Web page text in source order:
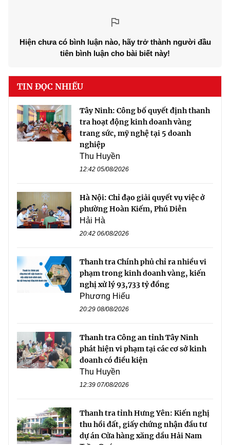
Hiện chưa có bình luận nào, hãy trở thành người đầu
tiên bình luận cho bài biết này!
TIN ĐỌC NHIỀU
Tây Ninh: Công bố quyết định thanh
tra hoạt động kinh doanh vàng
trang sức, mỹ nghệ tại 5 doanh
nghiệp
Thu Huyền
12:42 05/08/2026
Hà Nội: Chỉ đạo giải quyết vụ việc ở
phường Hoàn Kiếm, Phú Diễn
Hải Hà
20:42 06/08/2026
Thanh tra Chính phủ chỉ ra nhiều vi
phạm trong kinh doanh vàng, kiến
nghị xử lý 93,733 tỷ đồng
Phương Hiếu
20:29 08/08/2026
Thanh tra Công an tỉnh Tây Ninh
phát hiện vi phạm tại các cơ sở kinh
doanh có điều kiện
Thu Huyền
12:39 07/08/2026
Thanh tra tỉnh Hưng Yên: Kiến nghị
thu hồi đất, giấy chứng nhận đầu tư
dự án Cửa hàng xăng dầu Hải Nam